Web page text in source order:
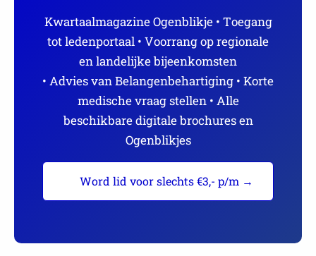
Kwartaalmagazine Ogenblikje • Toegang
tot ledenportaal • Voorrang op regionale
en landelijke bijeenkomsten
• Advies van Belangenbehartiging • Korte
medische vraag stellen • Alle
beschikbare digitale brochures en
Ogenblikjes
Word lid voor slechts €3,- p/m →